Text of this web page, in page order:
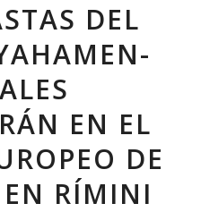
DEL
EN EL
DE
RÍMINI